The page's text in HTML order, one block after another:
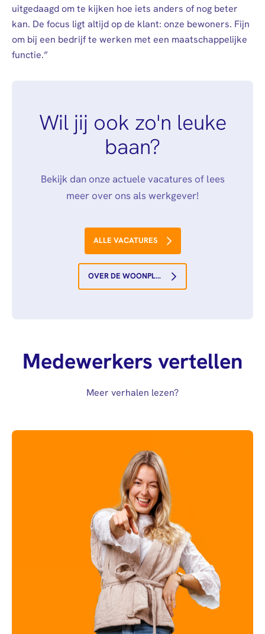
uitgedaagd om te kijken hoe iets anders of nog beter
kan. De focus ligt altijd op de klant: onze bewoners. Fijn
om bij een bedrijf te werken met een maatschappelijke
functie.”
Wil jij ook zo'n leuke
baan?
Bekijk dan onze actuele vacatures of lees
meer over ons als werkgever!
ALLE VACATURES
OVER DE WOONPLAATS
Medewerkers vertellen
Meer verhalen lezen?